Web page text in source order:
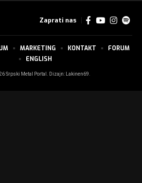
Zaprati nas
Srpski Metal Portal. Dizajn: Lakinen69.
MARKETING KONTAKT
FORUM
ENGLISH